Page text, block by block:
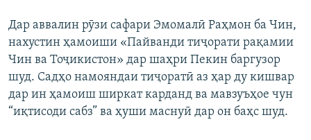
Дар аввалин рӯзи сафари Эмомалӣ Раҳмон ба Чин,
нахустин ҳамоиши «Пайванди тиҷорати рақамии
Чин ва Тоҷикистон» дар шаҳри Пекин баргузор
шуд. Садҳо намояндаи тиҷоратӣ аз ҳар ду кишвар
дар ин ҳамоиш ширкат карданд ва мавзуъҳое чун
“иқтисоди сабз” ва ҳуши маснуӣ дар он баҳс шуд.